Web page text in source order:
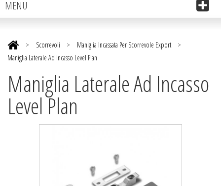
MENU
> Scorrevoli > Maniglia Incassata Per Scorrevole Export
>
Maniglia Laterale Ad Incasso Level Plan
Maniglia Laterale Ad Incasso
Level Plan